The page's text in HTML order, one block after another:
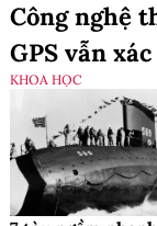
Công nghệ
GPS vẫn
KHOA HỌC